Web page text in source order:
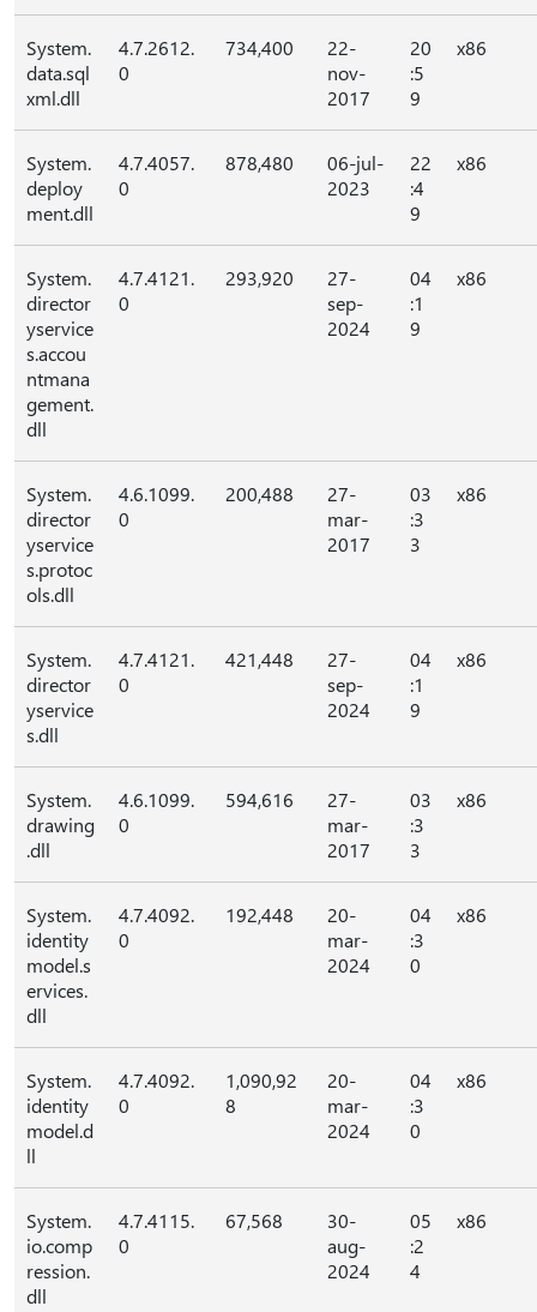
System.
data.sql
xml.dll
4.7.2612.
0
734,400
22-
nov-
2017
20
:5
9
x86
System.
deploy
ment.dll
4.7.4057.
0
878,480
06-jul-
2023
22
:4
9
x86
System.
director
yservice
s.accou
ntmana
gement.
dll
4.7.4121.
0
293,920
27-
sep-
2024
04
:1
9
x86
System.
director
yservice
s.protoc
ols.dll
4.6.1099.
0
200,488
27-
mar-
2017
03
:3
3
x86
System.
director
yservice
s.dll
4.7.4121.
0
421,448
27-
sep-
2024
04
:1
9
x86
System.
drawing
.dll
4.6.1099.
0
594,616
27-
mar-
2017
03
:3
3
x86
System.
identity
model.s
ervices.
dll
4.7.4092.
0
192,448
20-
mar-
2024
04
:3
0
x86
System.
identity
model.d
ll
4.7.4092.
0
1,090,92
8
20-
mar-
2024
04
:3
0
x86
System.
io.comp
ression.
dll
4.7.4115.
0
67,568
30-
aug-
2024
05
:2
4
x86